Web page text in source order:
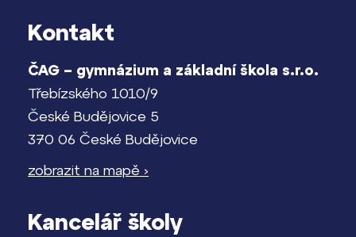
Kontakt
ČAG – gymnázium a základní škola s.r.o.
Třebízského 1010/9
České Budějovice 5
370 06 České Budějovice
zobrazit na mapě ›
Kancelář školy